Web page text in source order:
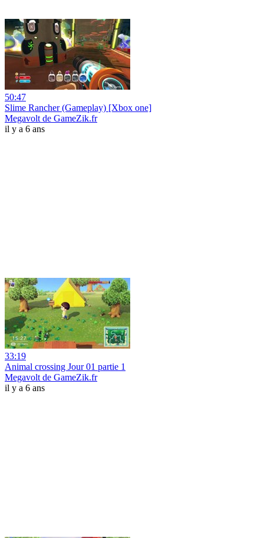
50:47
Slime Rancher (Gameplay) [Xbox one]
Megavolt de GameZik.fr
il y a 6 ans
33:19
Animal crossing Jour 01 partie 1
Megavolt de GameZik.fr
il y a 6 ans